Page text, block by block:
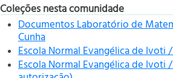
Coleções nesta comunidade
Documentos Laboratório de
Cunha
Escola Normal Evangélica de Ivoti /
Escola Normal Evangélica de Ivoti